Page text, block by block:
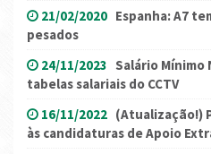
21/02/2020 Espanha: A7
pesados
24/11/2023 Salário Mínimo
tabelas salariais do CCTV
16/11/2022 (Atualização!)
às candidaturas de Apoio